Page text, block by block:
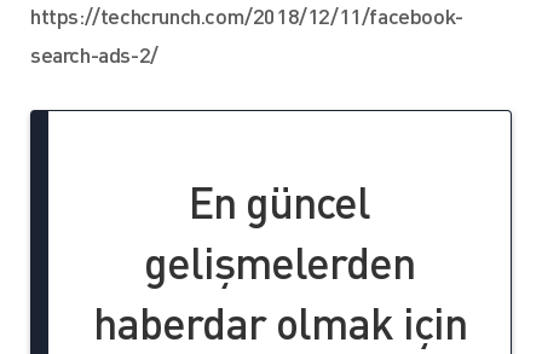
https://techcrunch.com/2018/12/11/facebook-
search-ads-2/
En güncel
gelişmelerden
haberdar olmak için